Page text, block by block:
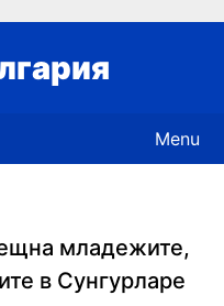
Menu
младежите,
в Сунгурларе